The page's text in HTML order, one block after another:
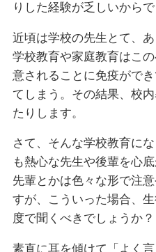
りした経験が乏しいからで
近頃は学校の先生とて、あ
学校教育や家庭教育はこ
意されることに免疫がで
てしまう。その結果、校
たりします。
さて、そんな学校教育に
も熱心な先生や後輩を心
先輩とかは色々な形で注
すが、こういった場合、
度で聞くべきでしょうか？
素直に耳を傾けて「よく